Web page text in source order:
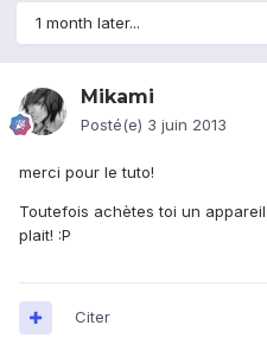
1 month later...
Mikami
Posté(e) 3 juin 2013
merci pour le tuto!
Toutefois achètes toi un
plait! :P
Citer